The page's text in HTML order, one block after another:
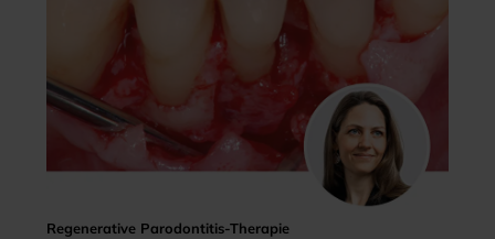
Regenerative Parodontitis-Therapie